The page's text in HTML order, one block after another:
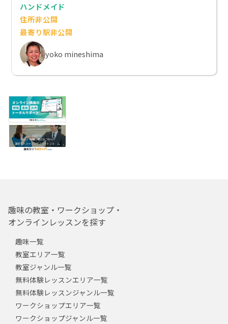
ハンドメイド
住所非公開
最寄り駅非公開
yoko mineshima
趣味の教室・ワークショップ・
オンラインレッスンを探す
趣味一覧
教室エリア一覧
教室ジャンル一覧
無料体験レッスンエリア一覧
無料体験レッスンジャンル一覧
ワークショップエリア一覧
ワークショップジャンル一覧